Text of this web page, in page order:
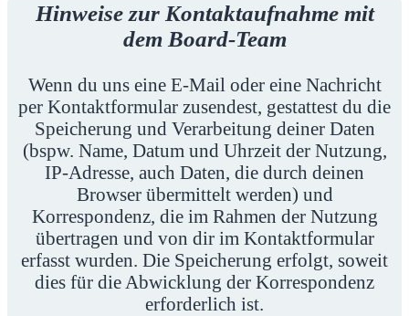
Hinweise zur Kontaktaufnahme mit
dem Board-Team
Wenn du uns eine E-Mail oder eine Nachricht
per Kontaktformular zusendest, gestattest du die
Speicherung und Verarbeitung deiner Daten
(bspw. Name, Datum und Uhrzeit der Nutzung,
IP-Adresse, auch Daten, die durch deinen
Browser übermittelt werden) und
Korrespondenz, die im Rahmen der Nutzung
übertragen und von dir im Kontaktformular
erfasst wurden. Die Speicherung erfolgt, soweit
dies für die Abwicklung der Korrespondenz
erforderlich ist.